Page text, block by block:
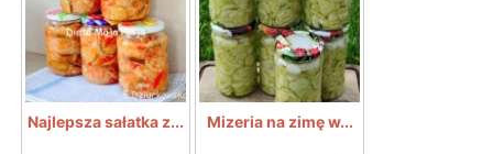
Najlepsza sałatka z... Mizeria na zimę w...